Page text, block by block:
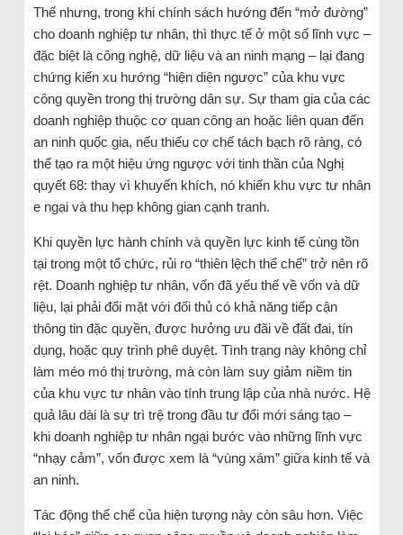
Thế nhưng, trong khi chính sách hướng đến “mở đường”
cho doanh nghiệp tư nhân, thì thực tế ở một số lĩnh vực –
đặc biệt là công nghệ, dữ liệu và an ninh mạng – lại đang
chứng kiến xu hướng “hiện diện ngược” của khu vực
công quyền trong thị trường dân sự. Sự tham gia của các
doanh nghiệp thuộc cơ quan công an hoặc liên quan đến
an ninh quốc gia, nếu thiếu cơ chế tách bạch rõ ràng, có
thể tạo ra một hiệu ứng ngược với tinh thần của Nghị
quyết 68: thay vì khuyến khích, nó khiến khu vực tư nhân
e ngại và thu hẹp không gian cạnh tranh.
Khi quyền lực hành chính và quyền lực kinh tế cùng tồn
tại trong một tổ chức, rủi ro “thiên lệch thể chế” trở nên rõ
rệt. Doanh nghiệp tư nhân, vốn đã yếu thế về vốn và dữ
liệu, lại phải đối mặt với đối thủ có khả năng tiếp cận
thông tin đặc quyền, được hưởng ưu đãi về đất đai, tín
dụng, hoặc quy trình phê duyệt. Tình trạng này không chỉ
làm méo mó thị trường, mà còn làm suy giảm niềm tin
của khu vực tư nhân vào tính trung lập của nhà nước. Hệ
quả lâu dài là sự trì trệ trong đầu tư đổi mới sáng tạo –
khi doanh nghiệp tư nhân ngại bước vào những lĩnh vực
“nhạy cảm”, vốn được xem là “vùng xám” giữa kinh tế và
an ninh.
Tác động thể chế của hiện tượng này còn sâu hơn. Việc